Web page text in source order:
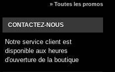
» Toutes les promos
CONTACTEZ-NOUS
Notre service client est
disponible aux heures
d'ouverture de la boutique